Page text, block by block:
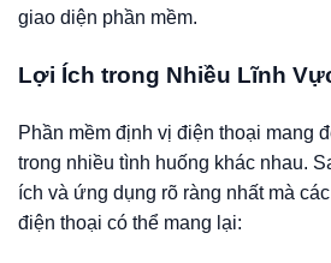
giao diện phần mềm.
Lợi Ích trong Nhiều Lĩnh
Phần mềm định vị điện thoại mang
trong nhiều tình huống khác nhau.
ích và ứng dụng rõ ràng nhất mà
điện thoại có thể mang lại: